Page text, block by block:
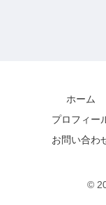
ホーム
プロフィー
お問い合わ
©